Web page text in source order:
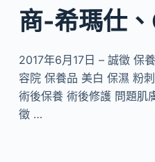
商-希瑪仕
2017年6月17日 – 誠徵 保
容院 保養品 美白 保濕 粉
術後保養 術後修護 問題肌
徵 …